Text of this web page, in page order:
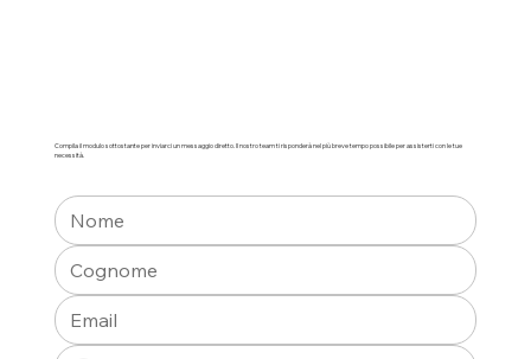
Compila il modulo sottostante per inviarci un messaggio diretto. Il nostro team ti risponderà nel più breve tempo possibile per assisterti con le tue
necessità.